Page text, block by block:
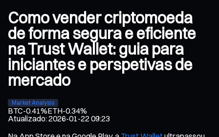
Como vender criptomoeda
de forma segura e eficiente
na Trust Wallet: guia para
iniciantes e perspetivas de
mercado
Market Analysis
BTC-0.41%ETH-0.34%
Atualizado:2026-01-22 09:23